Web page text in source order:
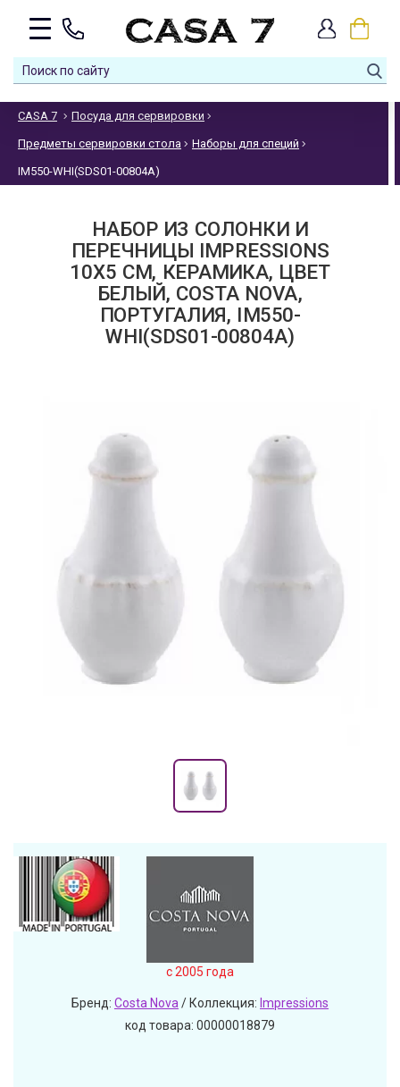
CASA 7 Посуда для сервировки
Предметы сервировки стола Наборы для специй
IM550-WHI(SDS01-00804A)
НАБОР ИЗ СОЛОНКИ И
ПЕРЕЧНИЦЫ IMPRESSIONS
10X5 СМ, КЕРАМИКА, ЦВЕТ
БЕЛЫЙ, COSTA NOVA,
ПОРТУГАЛИЯ, IM550-
WHI(SDS01-00804A)
c 2005 года
Бренд: Costa Nova/ Коллекция: Impressions
код товара: 00000018879